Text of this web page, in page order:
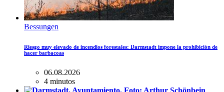
Bessungen
Riesgo muy elevado de incendios forestales: Darmstadt impone la prohibición de
hacer barbacoas
06.08.2026
4 minutos